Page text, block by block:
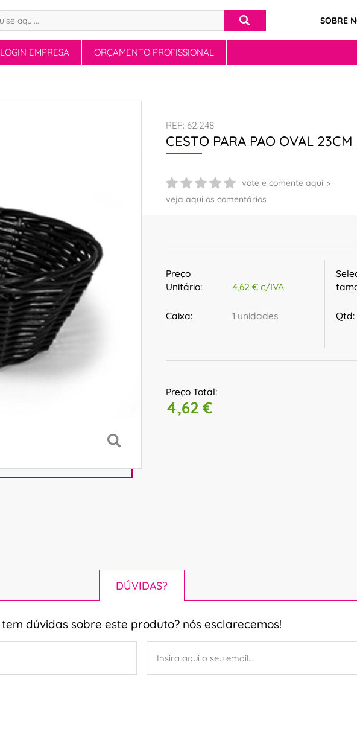
SOBRE
LOGIN EMPRESA ORÇAMENTO PROFISSIONAL
REF: 62.248
CESTO PARA PAO OVAL 23CM
vote e comente aqui
veja aqui os comentários
Preço
Unitário:
4,62 € c/IVA
Caixa: 1 unidades Qtd:
Preço Total:
4,62 €
DÚVIDAS?
tem dúvidas sobre este produto? nós esclarecemos!